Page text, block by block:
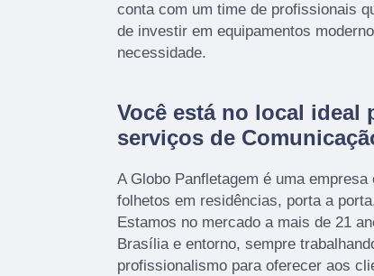
conta com um time de profissionais
de investir em equipamentos
necessidade.
Você está no local ideal
serviços de
A Globo Panfletagem é uma
folhetos em residências, porta a
Estamos no mercado a mais de 21
Brasília e entorno, sempre
profissionalismo para oferecer aos